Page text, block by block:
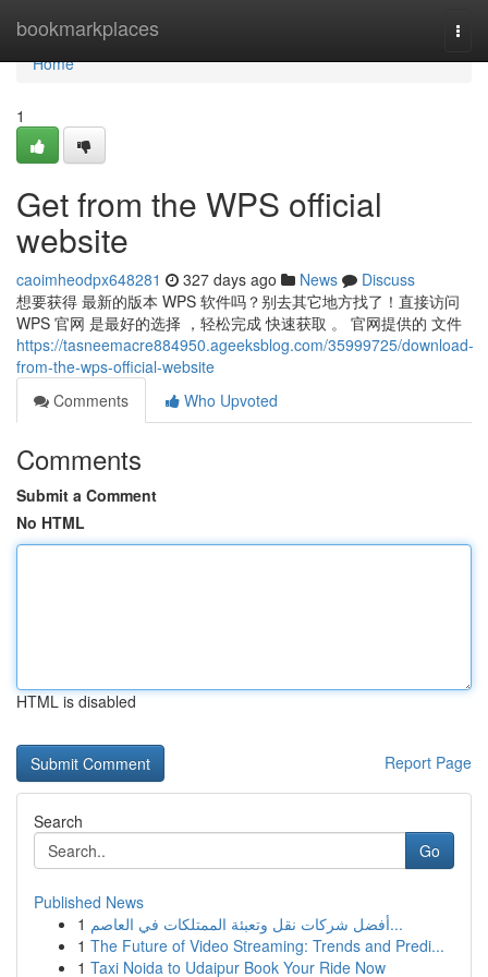
bookmarkplaces
Home
Home
1
Get from the WPS official
website
caoimheodpx648281 327 days ago News
Discuss
想要获得 最新的版本 WPS 软件吗？别去其它地方找了！直接访问
WPS 官网 是最好的选择 ，轻松完成 快速获取 。 官网提供的 文件
https://tasneemacre884950.ageeksblog.com/35999725/download-
from-the-wps-official-website
Comments
Who Upvoted
Comments
Submit a Comment
No HTML
HTML is disabled
Report Page
Search
Go
Published News
1
أفضل شركات نقل وتعبئة الممتلكات في العاصم...
1 The Future of Video Streaming: Trends and Predi...
1 Taxi Noida to Udaipur Book Your Ride Now